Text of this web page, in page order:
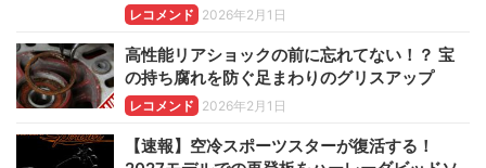
レコメンド 2026年2月1日
高性能リアショックの前に忘れてない！？ 宝
の持ち腐れを防ぐ足まわりのグリスアップ
レコメンド 2026年2月1日
【速報】空冷スポーツスターが復活する！